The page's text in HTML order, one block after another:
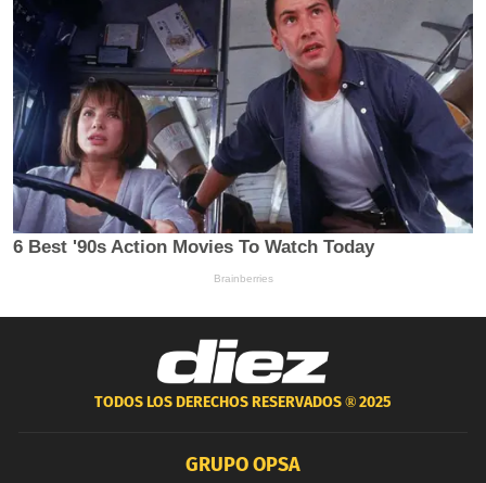
TODOS LOS DERECHOS RESERVADOS ®2025
GRUPO OPSA